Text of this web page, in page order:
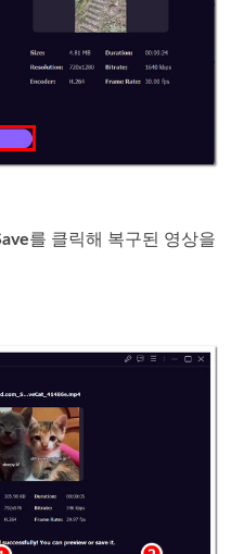
를 클릭해 복구된 영상을